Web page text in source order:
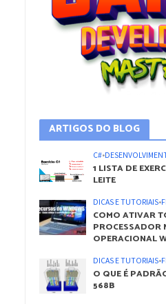
ARTIGOS DO BLOG
C#•
1 LISTA DE
LEITE
DICAS E TUTORIAIS•
COMO ATIVAR
PROCESSADOR
OPERACIONAL
DICAS E TUTORIAIS•
O QUE É
568B